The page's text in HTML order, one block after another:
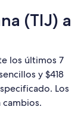
(TIJ) a
los últimos 7
y $418
Los